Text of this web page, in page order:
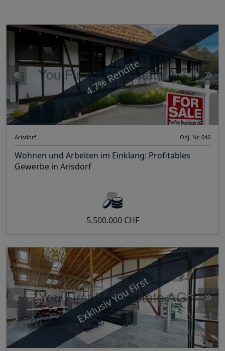
4.7% Rendite
Arisdorf Obj. Nr. 046
Wohnen und Arbeiten im Einklang: Profitables
Gewerbe in Arisdorf
5.500.000 CHF
Exklusiv You First